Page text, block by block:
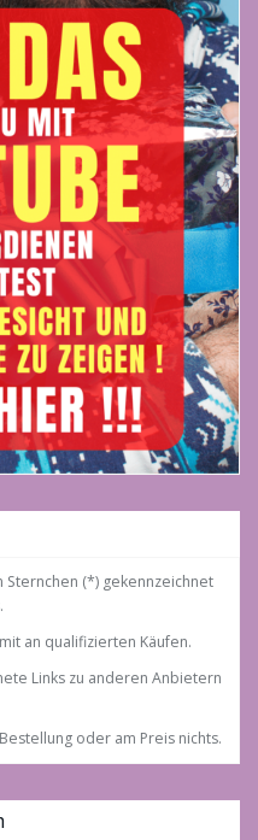
(*) gekennzeichnet
an qualifizierten Käufen.
Links zu anderen Anbietern
oder am Preis nichts.